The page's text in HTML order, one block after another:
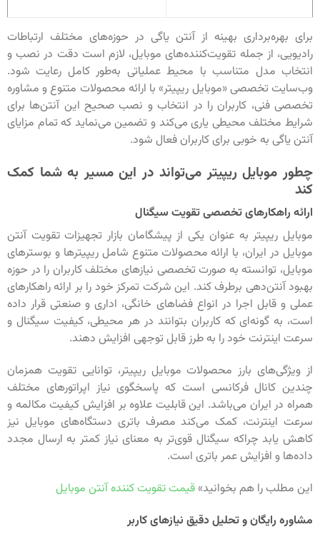
برای بهره‌برداری بهینه از آنتن یاگی در حوزه‌های مختلف ارتباطات
رادیویی، از جمله تقویت‌کننده‌های موبایل، لازم است دقت در نصب و
انتخاب مدل متناسب با محیط عملیاتی به‌طور کامل رعایت شود.
وب‌سایت تخصصی «موبایل ریپیتر» با ارائه محصولات متنوع و مشاوره
تخصصی فنی، کاربران را در انتخاب و نصب صحیح این آنتن‌ها برای
شرایط مختلف محیطی یاری می‌کند و تضمین می‌نماید که تمام مزایای
آنتن یاگی به خوبی برای کاربران فعال شود.
چطور موبایل ریپیتر می‌تواند در این مسیر به شما کمک
کند
ارائه راهکارهای تخصصی تقویت سیگنال
موبایل ریپیتر به عنوان یکی از پیشگامان بازار تجهیزات تقویت آنتن
موبایل در ایران، با ارائه محصولات متنوع شامل ریپیترها و بوسترهای
موبایل، توانسته به صورت تخصصی نیازهای مختلف کاربران را در حوزه
بهبود آنتن‌دهی برطرف کند. این شرکت تمرکز خود را بر ارائه راهکارهای
عملی و قابل اجرا در انواع فضاهای خانگی، اداری و صنعتی قرار داده
است، به گونه‌ای که کاربران بتوانند در هر محیطی، کیفیت سیگنال و
سرعت اینترنت خود را به طرز قابل توجهی افزایش دهند.
از ویژگی‌های بارز محصولات موبایل ریپیتر، توانایی تقویت همزمان
چندین کانال فرکانسی است که پاسخگوی نیاز اپراتورهای مختلف
همراه در ایران می‌باشد. این قابلیت علاوه بر افزایش کیفیت مکالمه و
سرعت اینترنت، کمک می‌کند مصرف باتری دستگاه‌های موبایل نیز
کاهش یابد چراکه سیگنال قوی‌تر به معنای نیاز کمتر به ارسال مجدد
داده‌ها و افزایش عمر باتری است.
این مطلب را هم بخوانید» قیمت تقویت کننده آنتن موبایل
مشاوره رایگان و تحلیل دقیق نیازهای کاربر